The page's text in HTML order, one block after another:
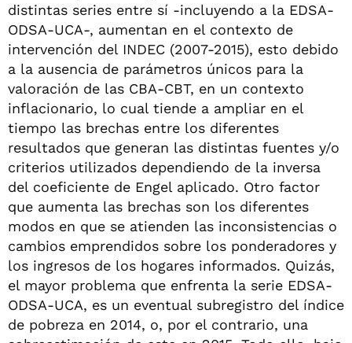
distintas series entre sí -incluyendo a la EDSA-
ODSA-UCA-, aumentan en el contexto de
intervención del INDEC (2007-2015), esto debido
a la ausencia de parámetros únicos para la
valoración de las CBA-CBT, en un contexto
inflacionario, lo cual tiende a ampliar en el
tiempo las brechas entre los diferentes
resultados que generan las distintas fuentes y/o
criterios utilizados dependiendo de la inversa
del coeficiente de Engel aplicado. Otro factor
que aumenta las brechas son los diferentes
modos en que se atienden las inconsistencias o
cambios emprendidos sobre los ponderadores y
los ingresos de los hogares informados. Quizás,
el mayor problema que enfrenta la serie EDSA-
ODSA-UCA, es un eventual subregistro del índice
de pobreza en 2014, o, por el contrario, una